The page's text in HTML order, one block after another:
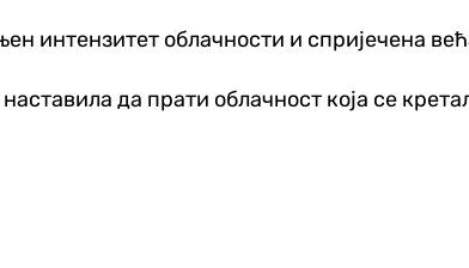
интензитет облачности и спријечена
да прати облачност која се